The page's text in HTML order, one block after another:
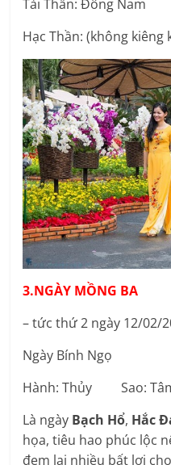
Tài Thần: Đông Nam
Hạc Thần: (không kiêng
3.NGÀY MỒNG BA
– tức thứ 2 ngày 12/02/
Ngày Bính Ngọ
Hành: Thủy Sao:
Là ngày Bạch Hổ, Hắc
họa, tiêu hao phúc lộc
đem lại nhiều bất lợi